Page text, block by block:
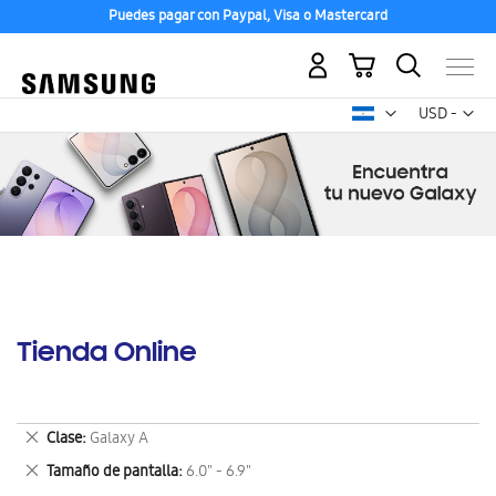
Puedes pagar con Paypal, Visa o Mastercard
USD -
dólar
Mi carrito
Tienda Online
Clase Galaxy A
Eliminar
este
artículo
Tamaño de pantalla 6.0" - 6.9"
Eliminar